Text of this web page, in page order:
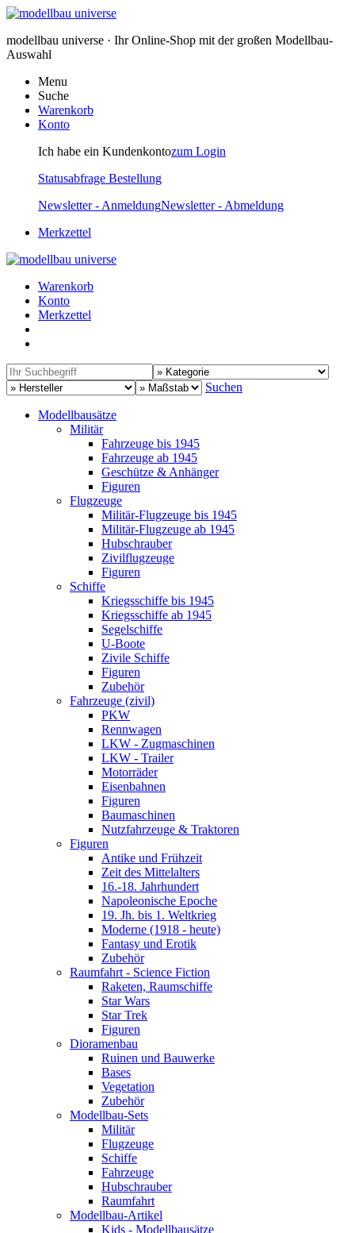
modellbau universe · Ihr Online-Shop mit der großen Modellbau-
Auswahl
Menu
Suche
Warenkorb
Konto
Ich habe ein Kundenkontozum Login
Statusabfrage Bestellung
Newsletter - AnmeldungNewsletter - Abmeldung
Merkzettel
Warenkorb
Konto
Merkzettel
Suchen
Modellbausätze
Militär
Fahrzeuge bis 1945
Fahrzeuge ab 1945
Geschütze & Anhänger
Figuren
Flugzeuge
Militär-Flugzeuge bis 1945
Militär-Flugzeuge ab 1945
Hubschrauber
Zivilflugzeuge
Figuren
Schiffe
Kriegsschiffe bis 1945
Kriegsschiffe ab 1945
Segelschiffe
U-Boote
Zivile Schiffe
Figuren
Zubehör
Fahrzeuge (zivil)
PKW
Rennwagen
LKW - Zugmaschinen
LKW - Trailer
Motorräder
Eisenbahnen
Figuren
Baumaschinen
Nutzfahrzeuge & Traktoren
Figuren
Antike und Frühzeit
Zeit des Mittelalters
16.-18. Jahrhundert
Napoleonische Epoche
19. Jh. bis 1. Weltkrieg
Moderne (1918 - heute)
Fantasy und Erotik
Zubehör
Raumfahrt - Science Fiction
Raketen, Raumschiffe
Star Wars
Star Trek
Figuren
Dioramenbau
Ruinen und Bauwerke
Bases
Vegetation
Zubehör
Modellbau-Sets
Militär
Flugzeuge
Schiffe
Fahrzeuge
Hubschrauber
Raumfahrt
Modellbau-Artikel
Kids - Modellbausätze